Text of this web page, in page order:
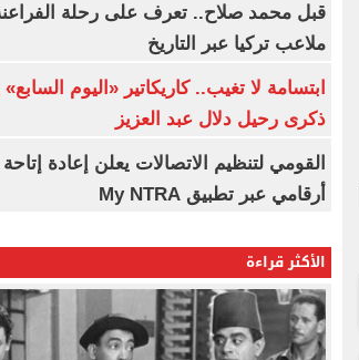
قبل محمد صلاح.. تعرف على رحلة
ملاعب تركيا عبر التاريخ
ابتسامة لا تغيب.. كاريكاتير «اليوم
ذكرى رحيل دلال عبد العزيز
القومي لتنظيم الاتصالات يعلن إعادة
أرقامي عبر تطبيق My NTRA
الأكثر قراءة